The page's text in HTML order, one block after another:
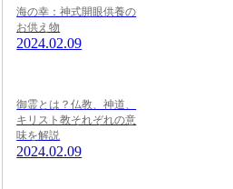
海の幸：神式開眼供養の
お供え物
2024.02.09
御霊とは？仏教、神道、
キリスト教それぞれの意
味を解説
2024.02.09